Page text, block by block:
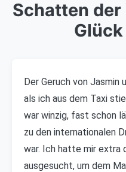
Schatten
Der Geruch von Jasmin
als ich aus dem Taxi
war winzig, fast schon
zu den internationalen
war. Ich hatte mir extra
ausgesucht, um dem